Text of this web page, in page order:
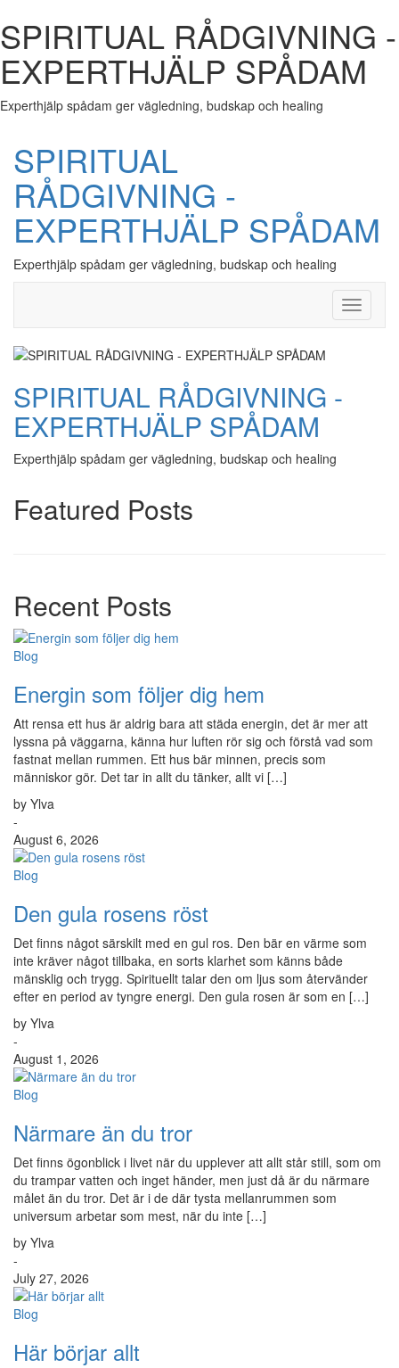
SPIRITUAL RÅDGIVNING -
EXPERTHJÄLP SPÅDAM
Experthjälp spådam ger vägledning, budskap och healing
SPIRITUAL
RÅDGIVNING -
EXPERTHJÄLP SPÅDAM
Experthjälp spådam ger vägledning, budskap och healing
Toggle
SPIRITUAL RÅDGIVNING -
EXPERTHJÄLP SPÅDAM
Experthjälp spådam ger vägledning, budskap och healing
Featured Posts
Recent Posts
Blog
Energin som följer dig hem
Att rensa ett hus är aldrig bara att städa energin, det är mer att
lyssna på väggarna, känna hur luften rör sig och förstå vad som
fastnat mellan rummen. Ett hus bär minnen, precis som
människor gör. Det tar in allt du tänker, allt vi […]
by Ylva
-
August 6, 2026
Blog
Den gula rosens röst
Det finns något särskilt med en gul ros. Den bär en värme som
inte kräver något tillbaka, en sorts klarhet som känns både
mänsklig och trygg. Spirituellt talar den om ljus som återvänder
efter en period av tyngre energi. Den gula rosen är som en […]
by Ylva
-
August 1, 2026
Blog
Närmare än du tror
Det finns ögonblick i livet när du upplever att allt står still, som om
du trampar vatten och inget händer, men just då är du närmare
målet än du tror. Det är i de där tysta mellanrummen som
universum arbetar som mest, när du inte […]
by Ylva
-
July 27, 2026
Blog
Här börjar allt